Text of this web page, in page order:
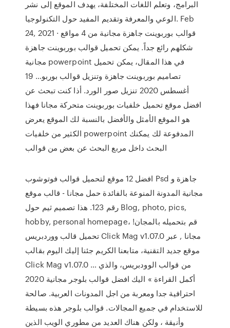
البرامج، وتعلم اللغات المختلفة، يهدف الموقع إلى نشر
الوعي والمعرفة وتقديم المفيد حول التكنولوجيا. Feb
24, 2021 · قوالب بوربوينت جاهزة مجانية من 4 مواقع
شكلهم رائع جداً. يمكن تحميل قوالب بوربوينت جاهزة
مجانية powerpoint في هذا المقال، يمكن تحميل
تصاميم بوربوينت جاهزة وتنزيل قوالب بوربو… 19
أغسطس 2020 تنزيل صور الورد. أذا كنت تبحث عن
افضل موقع تحميل خلفيات بوربوينت متحركة مجانا فهذا
هو الموقع الأمثل والأفضل بالنسبة لك الموقع يعرض
الكثير من خلفيات powerpoint المدفوعة لك يمكنك
البحث داخل مربع البحث عن بعض من قوالب
افضل 12 موقع لتحميل قوالب فوتوشوب Psd جاهزة و
مجانية المدونة المنوعة بالفائدة حمل مجانا - قالب موقع
رقم 123. هذا تصميم ثيم حول Blog, photo, pics,
hobby, personal homepage، قم بتحميله بالمجان!
تحميل قالب ووردبريس Click Mag v1.07.0 مجانا , عبر
موقع جديد التقنية، متابعنا الكريم جئنا إليك اليوم بقالب
Click Mag v1.07.0 من قوالب الوودبريس، والذي …
أكمل القراءة » اليك افضل قوالب بلوجر مجانية 2020
احترافية جدا ومعربة من اجل المدونات العربية. صالحة
للاستخدام في جميع المجالات. قوالب بلوجر هذه بسيطة
وأنيقة ، ولكن هناك العديد من مطوري الويب الذين